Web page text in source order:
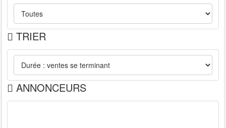
TRIER
ANNONCEURS